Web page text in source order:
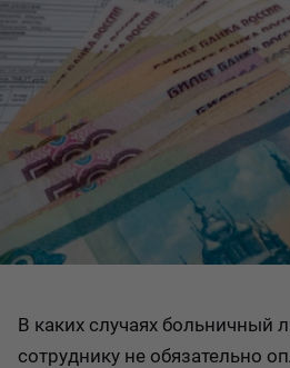
В каких случаях больничный
сотруднику не обязательно